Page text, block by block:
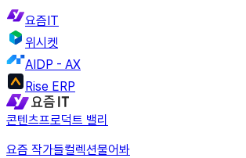
요즘IT
위시켓
AIDP - AX
Rise ERP
콘텐츠프로덕트 밸리
요즘 작가들컬렉션물어봐